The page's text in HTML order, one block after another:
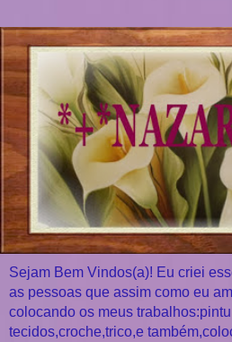
Sejam Bem Vindos(a)! Eu criei
as pessoas que assim como eu
colocando os meus
tecidos,croche,trico,e